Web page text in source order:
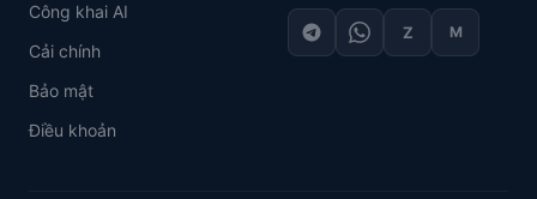
Công khai AI
Cải chính
Bảo mật
Điều khoản
Z M